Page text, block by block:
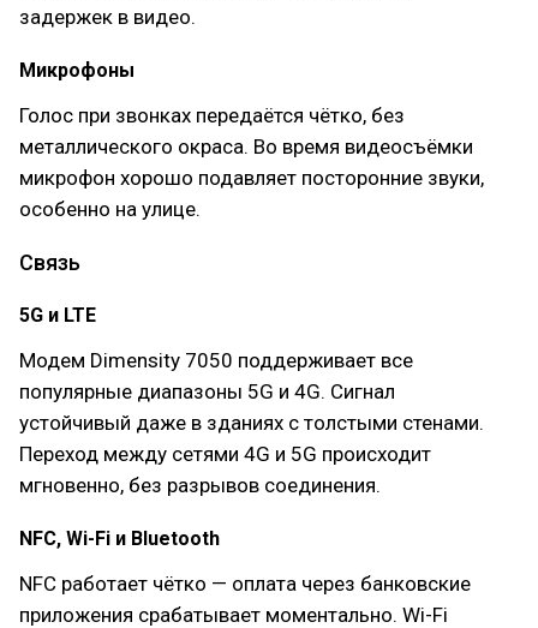
задержек в видео.
Микрофоны
Голос при звонках передаётся чётко, без
металлического окраса. Во время видеосъёмки
микрофон хорошо подавляет посторонние звуки,
особенно на улице.
Связь
5G и LTE
Модем Dimensity 7050 поддерживает все
популярные диапазоны 5G и 4G. Сигнал
устойчивый даже в зданиях с толстыми стенами.
Переход между сетями 4G и 5G происходит
мгновенно, без разрывов соединения.
NFC, Wi-Fi и Bluetooth
NFC работает чётко — оплата через банковские
приложения срабатывает моментально. Wi-Fi